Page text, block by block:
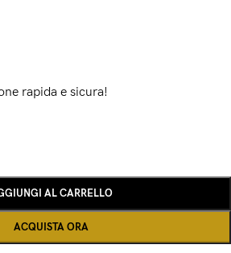
rapida e sicura!
AL CARRELLO
ACQUISTA ORA